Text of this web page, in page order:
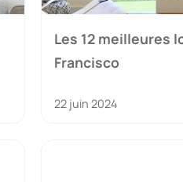
Les 12 meilleures
Francisco
22 juin 2024